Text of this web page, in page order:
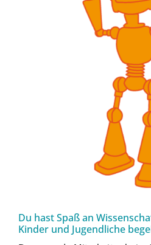
Du hast Spaß an
Kinder und Jugendliche